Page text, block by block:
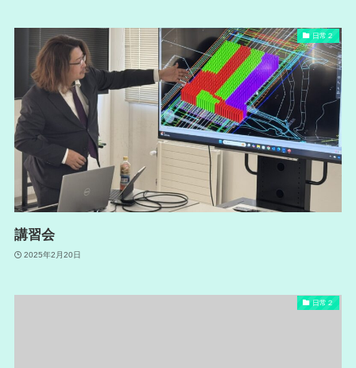
日常２
講習会
2025年2月20日
日常２